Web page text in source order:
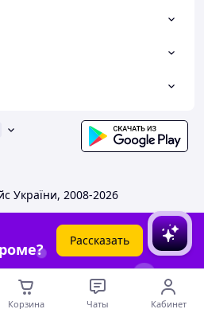
України, 2008-2026
Рассказать
Корзина Чаты Кабинет